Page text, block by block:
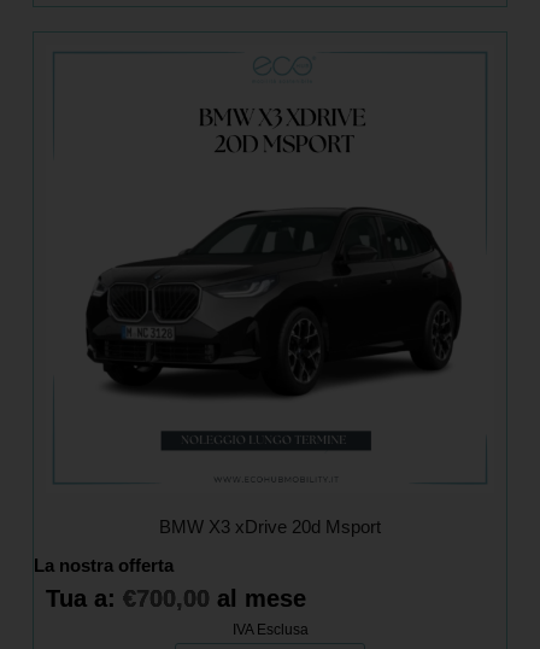
BMW X3 xDrive 20d Msport
La nostra offerta
Tua a: €700,00 al mese
IVA Esclusa